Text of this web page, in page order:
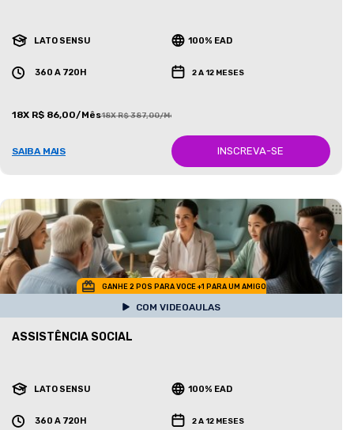
LATO SENSU 100% EAD
360 A 720H 2 A 12 MESES
18X R$ 86,00/Mês18X R$ 387,00/Mês
SAIBA MAIS INSCREVA-SE
GANHE 2 POS PARA VOCE +1 PARA UM AMIGO
COM VIDEOAULAS
ASSISTÊNCIA SOCIAL
LATO SENSU 100% EAD
360 A 720H 2 A 12 MESES